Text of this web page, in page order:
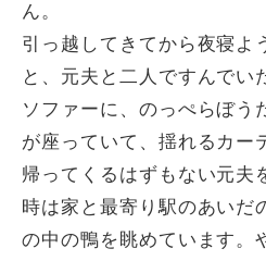
ん。
引っ越してきてから夜寝よ
と、元夫と二人ですんでい
ソファーに、のっぺらぼう
が座っていて、揺れるカー
帰ってくるはずもない元夫
時は家と最寄り駅のあいだ
の中の鴨を眺めています。